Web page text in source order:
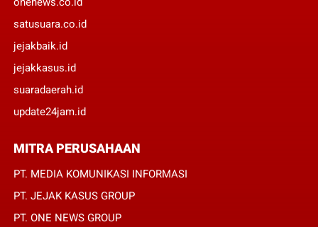
satusuara.co.id
jejakbaik.id
jejakkasus.id
suaradaerah.id
update24jam.id
MITRA PERUSAHAAN
PT. MEDIA KOMUNIKASI INFORMASI
PT. JEJAK KASUS GROUP
PT. ONE NEWS GROUP